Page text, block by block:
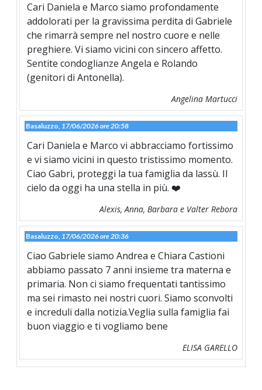
Cari Daniela e Marco siamo profondamente
addolorati per la gravissima perdita di Gabriele
che rimarrà sempre nel nostro cuore e nelle
preghiere. Vi siamo vicini con sincero affetto.
Sentite condoglianze Angela e Rolando
(genitori di Antonella).
Angelina Martucci
Basaluzzo, 17/06/2026 ore 20:58
Cari Daniela e Marco vi abbracciamo fortissimo
e vi siamo vicini in questo tristissimo momento.
Ciao Gabri, proteggi la tua famiglia da lassù. Il
cielo da oggi ha una stella in più. ❤️
Alexis, Anna, Barbara e Valter Rebora
Basaluzzo, 17/06/2026 ore 20:36
Ciao Gabriele siamo Andrea e Chiara Castioni
abbiamo passato 7 anni insieme tra materna e
primaria. Non ci siamo frequentati tantissimo
ma sei rimasto nei nostri cuori. Siamo sconvolti
e increduli dalla notizia.Veglia sulla famiglia fai
buon viaggio e ti vogliamo bene
ELISA GARELLO